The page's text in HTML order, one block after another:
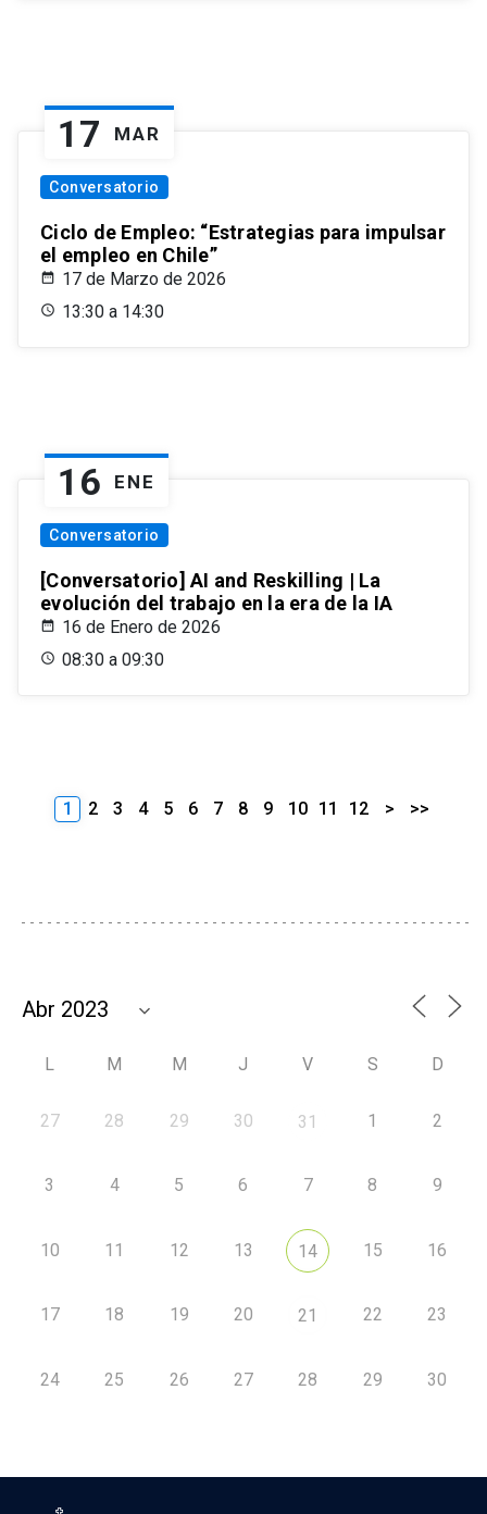
17 MAR
Conversatorio
Ciclo de Empleo: “Estrategias para impulsar
el empleo en Chile”
17 de Marzo de 2026
13:30 a 14:30
16 ENE
Conversatorio
[Conversatorio] AI and Reskilling | La
evolución del trabajo en la era de la IA
16 de Enero de 2026
08:30 a 09:30
1 2 3 4 5 6 7 8 9 10 11 12 > >>
L M M J V S D
27 28 29 30 31 1 2
3 4 5 6 7 8 9
10 11 12 13 14 15 16
17 18 19 20 21 22 23
24 25 26 27 28 29 30